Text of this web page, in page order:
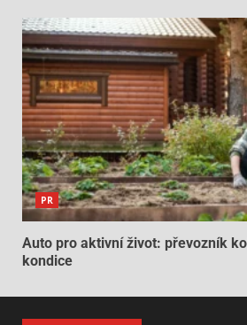
PR
Auto pro aktivní život: převozník
kondice